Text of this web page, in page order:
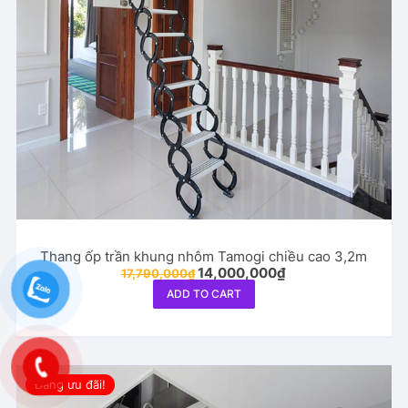
Thang ốp trần khung nhôm Tamogi chiều cao 3,2m
17,790,000₫Original
price
was:
17,790,000₫.
14,000,000₫Current
ADD TO CART
Đang ưu đãi!